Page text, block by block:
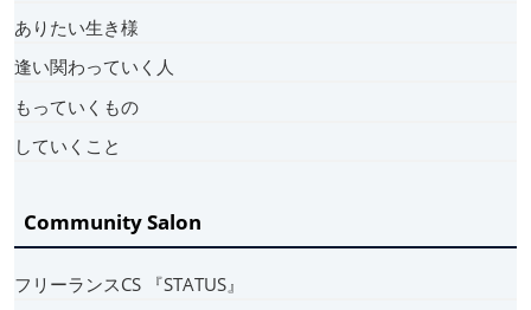
ありたい生き様
逢い関わっていく人
もっていくもの
していくこと
Community Salon
フリーランスCS 『STATUS』